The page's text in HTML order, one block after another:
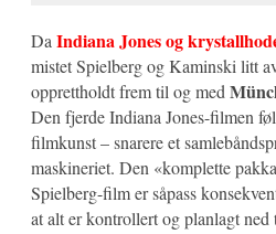
Da Indiana Jones og
mistet Spielberg og Kaminski litt
opprettholdt frem til og med
Den fjerde Indiana Jones-filmen
filmkunst – snarere et
maskineriet. Den «komplette
Spielberg-film er såpass
at alt er kontrollert og planlagt ned